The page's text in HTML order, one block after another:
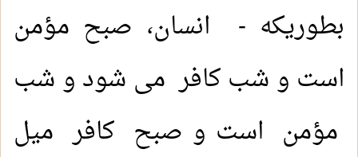
بطوریکه - انسان، صبح مؤمن
است و شب کافر می شود و شب
مؤمن است و صبح کافر میل